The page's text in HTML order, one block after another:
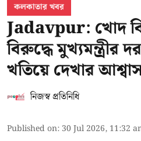
কলকাতার খবর
Jadavpur: খোদ
বিরুদ্ধে মুখ্যমন্ত্রীর
খতিয়ে দেখার
নিজস্ব প্রতিনিধি
Published on: 30 Jul 2026, 11:32